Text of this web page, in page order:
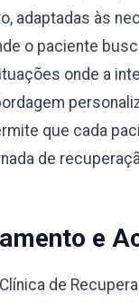
adaptadas às
o paciente
onde a
que cada
de
e
de